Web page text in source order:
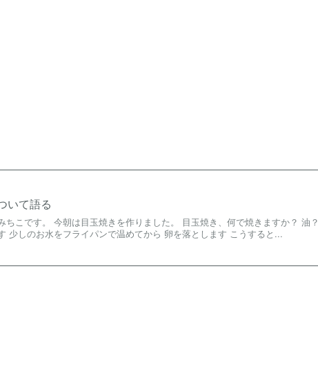
いて語る
ちこです。 今朝は目玉焼きを作りました。 目玉焼き、何で焼きますか？ 油？
少しのお水をフライパンで温めてから 卵を落とします こうすると...